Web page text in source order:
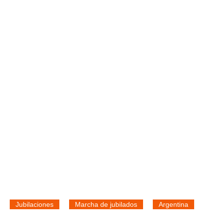
Jubilaciones Marcha de jubilados Argentina